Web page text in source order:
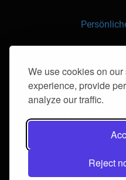
We use cookies on
experience, provide
analyze our traffic.
Reject
© 2016-2026